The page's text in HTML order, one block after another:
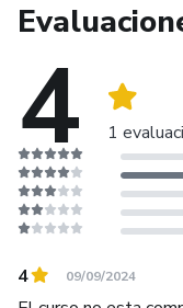
4 1
4 09/09/2024